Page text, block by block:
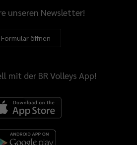
unseren Newsletter!
Formular öffnen
mit der BR Volleys App!